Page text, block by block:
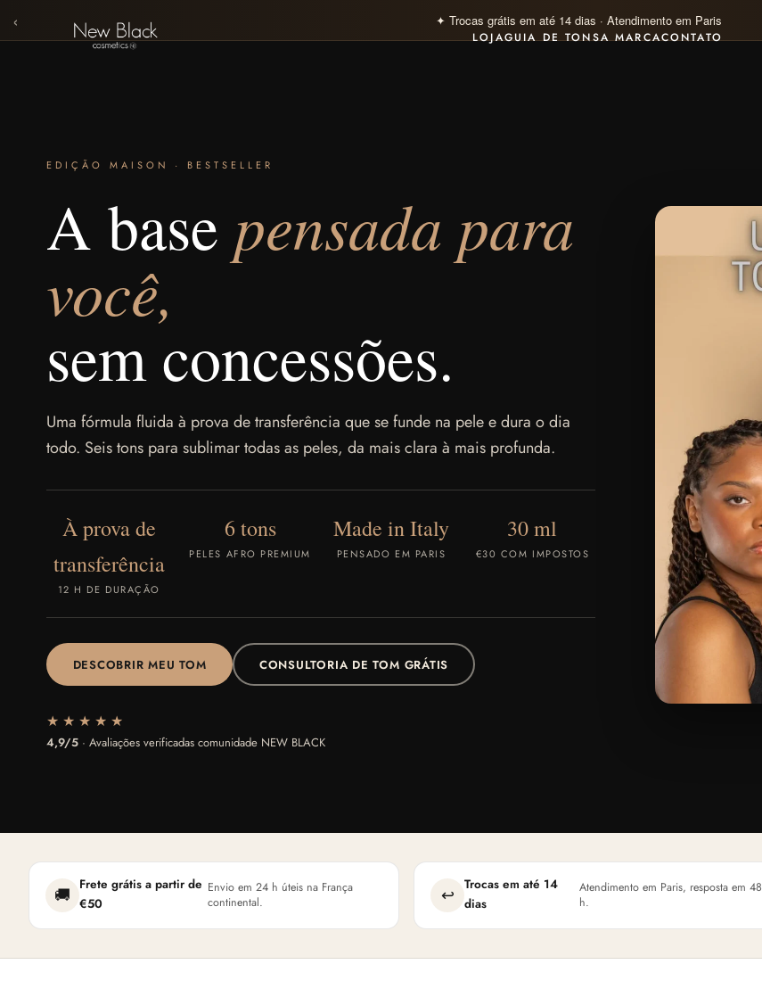
‹ ✦ Pagamento 100% seguro · Visa · Mastercard · Klarna 4×
LOJAGUIA DE TONSA MARCACONTATO
EDIÇÃO MAISON · BESTSELLER
A base pensada para
você,
sem concessões.
Uma fórmula fluida à prova de transferência que se funde na pele e dura o dia
todo. Seis tons para sublimar todas as peles, da mais clara à mais profunda.
À prova de
transferência
12 H DE DURAÇÃO
6 tons
PELES AFRO PREMIUM
Made in Italy
PENSADO EM PARIS
30 ml
€30 COM IMPOSTOS
DESCOBRIR MEU TOM CONSULTORIA DE TOM GRÁTIS
★★★★★
4,9/5 · Avaliações verificadas comunidade NEW BLACK
🚚
Frete grátis a partir de
€50
Envio em 24 h úteis na França
continental.
↩
Trocas em até 14
dias
Atendimento em Paris, resposta em 48
h.